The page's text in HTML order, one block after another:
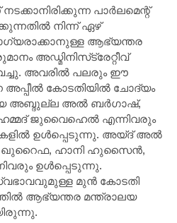
പാർലമെന്റ്
നിന്ന് ഏഴ്
ആഭ്യന്തര
അഡ്മിനിസ്‌ട്രേറ്റീവ്
അവരിൽ പലരും ഈ
അപ്പീൽ കോടതിയിൽ ചോദ്യം
അബ്ദുല്ല അൽ ബർഗാഷ്,
ജുവൈഹെൽ എന്നിവരും
ഉൾപ്പെടുന്നു. അയ്ദ് അൽ
ഹാനി ഹുസൈൻ,
ഉൾപ്പെടുന്നു.
മുൻ കോടതി
ആഭ്യന്തര മന്ത്രാലയ